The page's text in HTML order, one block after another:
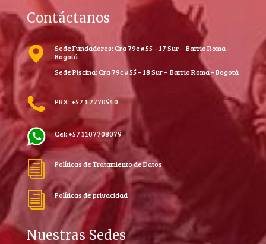
Contáctanos
Sede Fundadores: Cra 79c # 55 – 17 Sur – Barrio Roma –
Bogotá
Sede Piscina: Cra 79c # 55 – 18 Sur – Barrio Roma – Bogotá
PBX: +57 1 7770540
Cel: +57 3107708079
i Políticas de Tratamiento de Datos
i Políticas de privacidad
Nuestras Sedes